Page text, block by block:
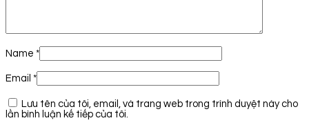
Name *
Email *
Lưu tên của tôi, email, và trang web trong trình duyệt này cho
lần bình luận kế tiếp của tôi.